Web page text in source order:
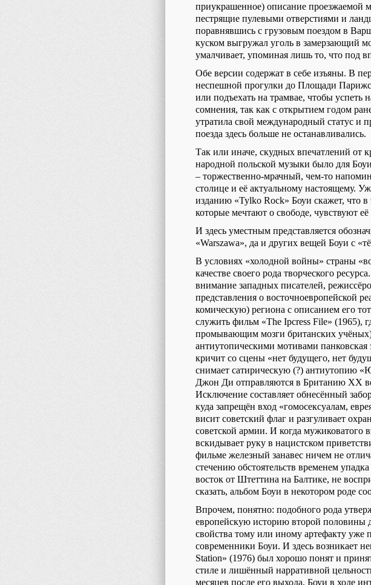
приукрашенное) описание проезжаемой
пестрящие пулевыми отверстиями и
поравнявшись с грузовым поездом в
куском выгружал уголь в замерзающий
умалчивает, упоминая лишь то, что под
Обе версии содержат в себе изъяны. В
неспешной прогулки до Площади
или подъехать на трамвае, чтобы успеть
сомнения, так как с открытием годом
утратила свой международный статус и
поезда здесь больше не останавливались.
Так или иначе, скудных впечатлений от
народной польской музыки было для
– торжественно-мрачный, чем-то
столице и её актуальному настоящему.
изданию «Tylko Rock» Боуи скажет, что
которые мечтают о свободе, чувствуют
И здесь уместным представляется
«Warszawa», да и других вещей Боуи с
В условиях «холодной войны» страны
качестве своего рода творческого
внимание западных писателей,
представления о восточноевропейской
комическую) региона с описанием его
служить фильм «The Ipcress File» (1965),
промывающим мозги британских
антиутопическими мотивами
кричит со сцены «нет будущего, нет
снимает сатирическую (?) антиутопию
Джон Ди отправляются в Британию XX
Исключение составляет обнесённый
куда запрещён вход «гомосексуалам,
висит советский флаг и разгуливает
советской армии. И когда мужиковатого
вскидывает руку в нацистском
фильме железный занавес ничем не
стечению обстоятельств временем
восток от Штеттина на Балтике, не
сказать, альбом Боуи в некотором роде
Впрочем, понятно: подобного рода
европейскую историю второй половины
свойства тому или иному артефакту уже
современники Боуи. И здесь возникает
Station» (1976) был хорошо понят и
стиле и лишённый нарративной
месяцев после его выхода, Боуи в ходе